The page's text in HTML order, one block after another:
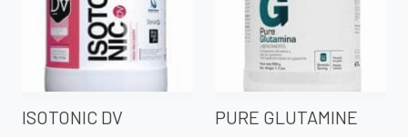
ISOTONIC DV PURE GLUTAMINE